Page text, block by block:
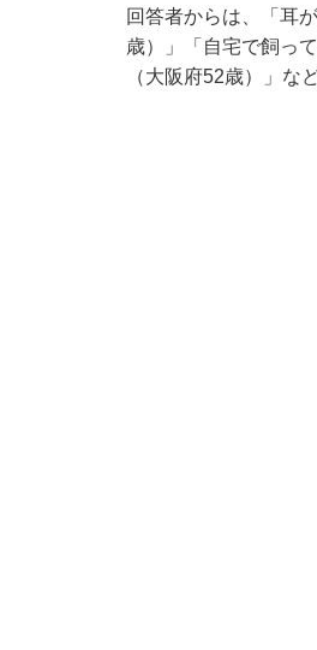
回答者からは、「耳
歳）」「自宅で飼っ
（大阪府52歳）」な